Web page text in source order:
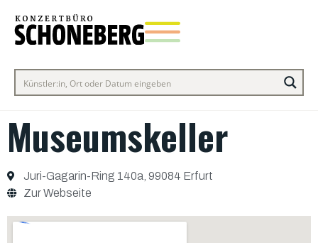
Museumskeller
Juri-Gagarin-Ring 140a, 99084 Erfurt
Zur Webseite